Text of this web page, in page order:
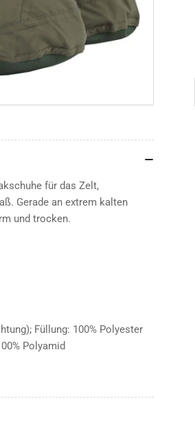
für das Zelt,
Gerade an extrem kalten
und trocken.
Füllung: 100% Polyester
Polyamid